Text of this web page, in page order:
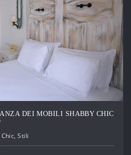
DEI MOBILI SHABBY CHIC
,Stili